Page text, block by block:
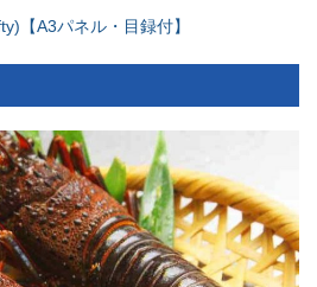
【A3パネル・目録付】